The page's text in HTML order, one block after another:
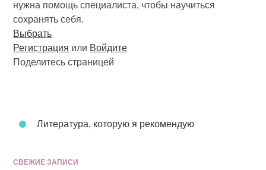
нужна помощь специалиста, чтобы научиться
сохранять себя.
Выбрать
Регистрация или Войдите
Поделитесь страницей
Литература, которую я рекомендую
СВЕЖИЕ ЗАПИСИ